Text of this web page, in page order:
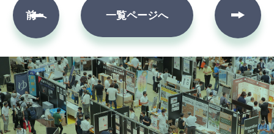
前へ 一覧ページへ
次へ